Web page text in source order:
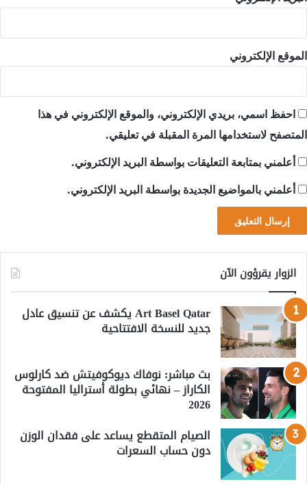
الموقع الإلكتروني
احفظ اسمي، بريدي الإلكتروني، والموقع الإلكتروني في هذا
المتصفح لاستخدامها المرة المقبلة في تعليقي.
أعلمني بمتابعة التعليقات بواسطة البريد الإلكتروني.
أعلمني بالمواضيع الجديدة بواسطة البريد الإلكتروني.
الزوار يقرؤون الآن
Art Basel Qatar يكشف عن تنسيق عادل
جديد للنسخة الافتتاحية
بث مباشر: نوفاك ديوكوفيتش ضد كارلوس
الكاراز – نهائي بطولة أستراليا المفتوحة
2026
الصيام المتقطع يساعد على فقدان الوزن
دون حساب السعرات